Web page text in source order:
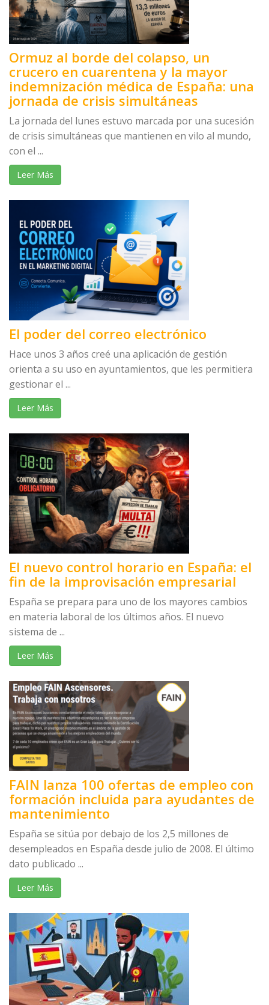
Ormuz al borde del colapso, un
crucero en cuarentena y la mayor
indemnización médica de España: una
jornada de crisis simultáneas
La jornada del lunes estuvo marcada por una sucesión
de crisis simultáneas que mantienen en vilo al mundo,
con el ...
Leer Más
El poder del correo electrónico
Hace unos 3 años creé una aplicación de gestión
orienta a su uso en ayuntamientos, que les permitiera
gestionar el ...
Leer Más
El nuevo control horario en España: el
fin de la improvisación empresarial
España se prepara para uno de los mayores cambios
en materia laboral de los últimos años. El nuevo
sistema de ...
Leer Más
FAIN lanza 100 ofertas de empleo con
formación incluida para ayudantes de
mantenimiento
España se sitúa por debajo de los 2,5 millones de
desempleados en España desde julio de 2008. El último
dato publicado ...
Leer Más